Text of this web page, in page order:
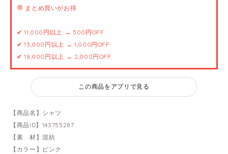
🉐 まとめ買いがお得
✔ 11,000円以上 → 500円OFF
✔ 13,000円以上 → 1,000円OFF
✔ 18,000円以上 → 2,000円OFF
この商品をアプリで見る
【商品名】シャツ
【商品ID】143755287
【素 材】混紡
【カラー】ピンク